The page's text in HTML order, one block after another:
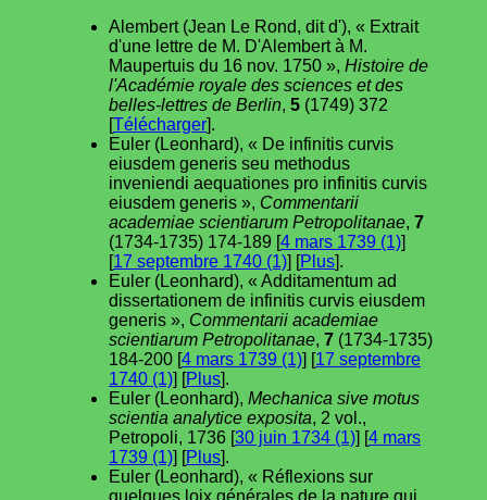
Alembert (Jean Le Rond, dit d'), « Extrait
d'une lettre de M. D'Alembert à M.
Maupertuis du 16 nov. 1750 », Histoire de
l'Académie royale des sciences et des
belles-lettres de Berlin, 5 (1749) 372
[Télécharger].
Euler (Leonhard), « De infinitis curvis
eiusdem generis seu methodus
inveniendi aequationes pro infinitis curvis
eiusdem generis », Commentarii
academiae scientiarum Petropolitanae, 7
(1734-1735) 174-189 [4 mars 1739 (1)]
[17 septembre 1740 (1)] [Plus].
Euler (Leonhard), « Additamentum ad
dissertationem de infinitis curvis eiusdem
generis », Commentarii academiae
scientiarum Petropolitanae, 7 (1734-1735)
184-200 [4 mars 1739 (1)] [17 septembre
1740 (1)] [Plus].
Euler (Leonhard), Mechanica sive motus
scientia analytice exposita, 2 vol.,
Petropoli, 1736 [30 juin 1734 (1)] [4 mars
1739 (1)] [Plus].
Euler (Leonhard), « Réflexions sur
quelques loix générales de la nature qui